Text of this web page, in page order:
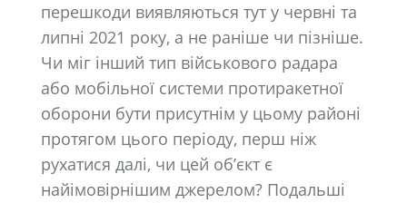
перешкоди виявляються тут у червні та
липні 2021 року, а не раніше чи пізніше.
Чи міг інший тип військового радара
або мобільної системи протиракетної
оборони бути присутнім у цьому районі
протягом цього періоду, перш ніж
рухатися далі, чи цей об’єкт є
найімовірнішим джерелом? Подальші